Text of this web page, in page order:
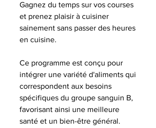
Gagnez du temps sur vos courses
et prenez plaisir à cuisiner
sainement sans passer des heures
en cuisine.
Ce programme est conçu pour
intégrer une variété d'aliments qui
correspondent aux besoins
spécifiques du groupe sanguin B,
favorisant ainsi une meilleure
santé et un bien-être général.